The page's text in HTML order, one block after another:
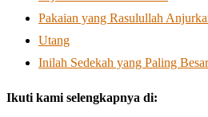
Pakaian yang Rasulullah
Utang
Inilah Sedekah yang Paling
Ikuti kami selengkapnya di: